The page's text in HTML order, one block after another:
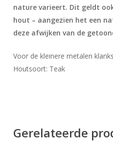
Geen
nature varieert. Dit geldt
hout – aangezien het een
deze afwijken van de
Voor de kleinere metalen
Houtsoort: Teak
Gerelateerde